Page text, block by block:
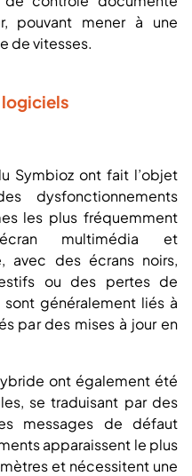
pouvant mener à une
de vitesses.
Symbioz ont fait l’objet
dysfonctionnements
les plus fréquemment
multimédia et
avec des écrans noirs,
ou des pertes de
généralement liés à
par des mises à jour en
ont également été
se traduisant par des
messages de défaut
apparaissent le plus
et nécessitent une